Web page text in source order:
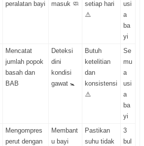
peralatan bayi masuk 🧼
setiap hari
⚠️
usi
a
ba
yi
Mencatat
jumlah popok
basah dan
BAB
Deteksi
dini
kondisi
gawat 🚼
Butuh
ketelitian
dan
konsistensi
⚠️
Se
mu
a
usi
a
ba
yi
Mengompres
perut dengan
Membant
u bayi
Pastikan
suhu tidak
3
bul